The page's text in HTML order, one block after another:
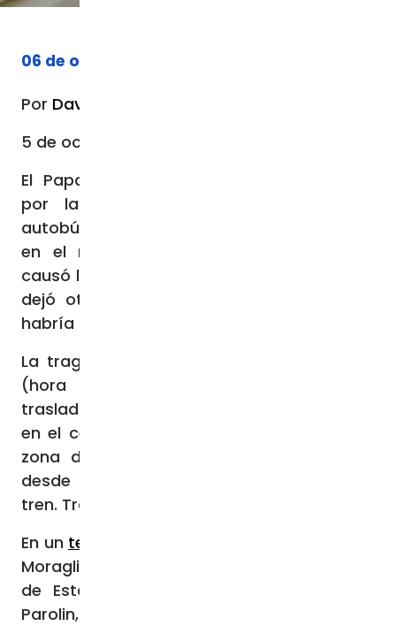
06 de octubre de 2023
Por David Ramos
5 de octubre de 2023 / 06:10 PM
El Papa Francisco expresó sus oraciones
por las víctimas de un accidente de
autobús ocurrido el 3 de octubre en Mestre,
en el municipio de Venecia (Italia), que
causó la muerte de al menos 21 personas y
dejó otras 18 heridas. Entre los fallecidos
habría al menos dos niños.
La tragedia ocurrió pasadas las 7:45 p.m.
(hora local), cuando un autobús que
trasladaba turistas desde la
en el centro histórico de Venecia, hacia la
zona de Marghera, cayó unos 15 metros
desde un paso elevado hacia las vías del
tren. Tras caer, el vehículo se incendió.
En un telegrama
Moraglia, Patriarca de Venecia, el Secretario
de Estado del Vaticano, Cardenal Pietro
Parolin, señala que el Papa Francisco pide